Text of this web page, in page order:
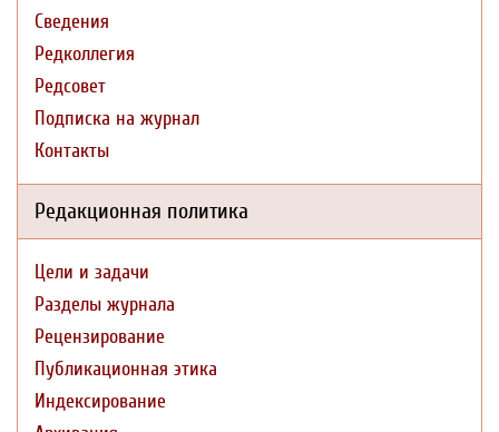
Сведения
Редколлегия
Редсовет
Подписка на журнал
Контакты
Редакционная политика
Цели и задачи
Разделы журнала
Рецензирование
Публикационная этика
Индексирование